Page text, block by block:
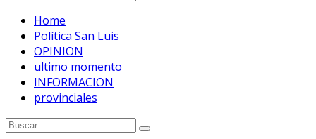
Home
Política San Luis
OPINION
ultimo momento
INFORMACION
provinciales